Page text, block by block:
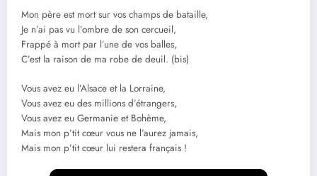
Mon père est mort sur vos champs de bataille,
Je n’ai pas vu l’ombre de son cercueil,
Frappé à mort par l’une de vos balles,
C’est la raison de ma robe de deuil. (bis)
Vous avez eu l’Alsace et la Lorraine,
Vous avez eu des millions d’étrangers,
Vous avez eu Germanie et Bohème,
Mais mon p’tit cœur vous ne l’aurez jamais,
Mais mon p’tit cœur lui restera français !